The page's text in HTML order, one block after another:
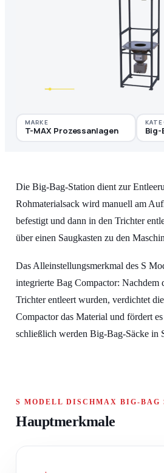
MARKE
T-MAX Prozessanlagen Big-
Die Big-Bag-Station dient zur
Rohmaterialsack wird manuell am
befestigt und dann in den Trichter
über einen Saugkasten zu den
Das Alleinstellungsmerkmal des S
integrierte Bag Compactor: Nachdem
Trichter entleert wurden, verdichtet
Compactor das Material und fördert
schließlich werden Big-Bag-Säcke in
S MODELL DISCHMAX BIG-BAG
Hauptmerkmale